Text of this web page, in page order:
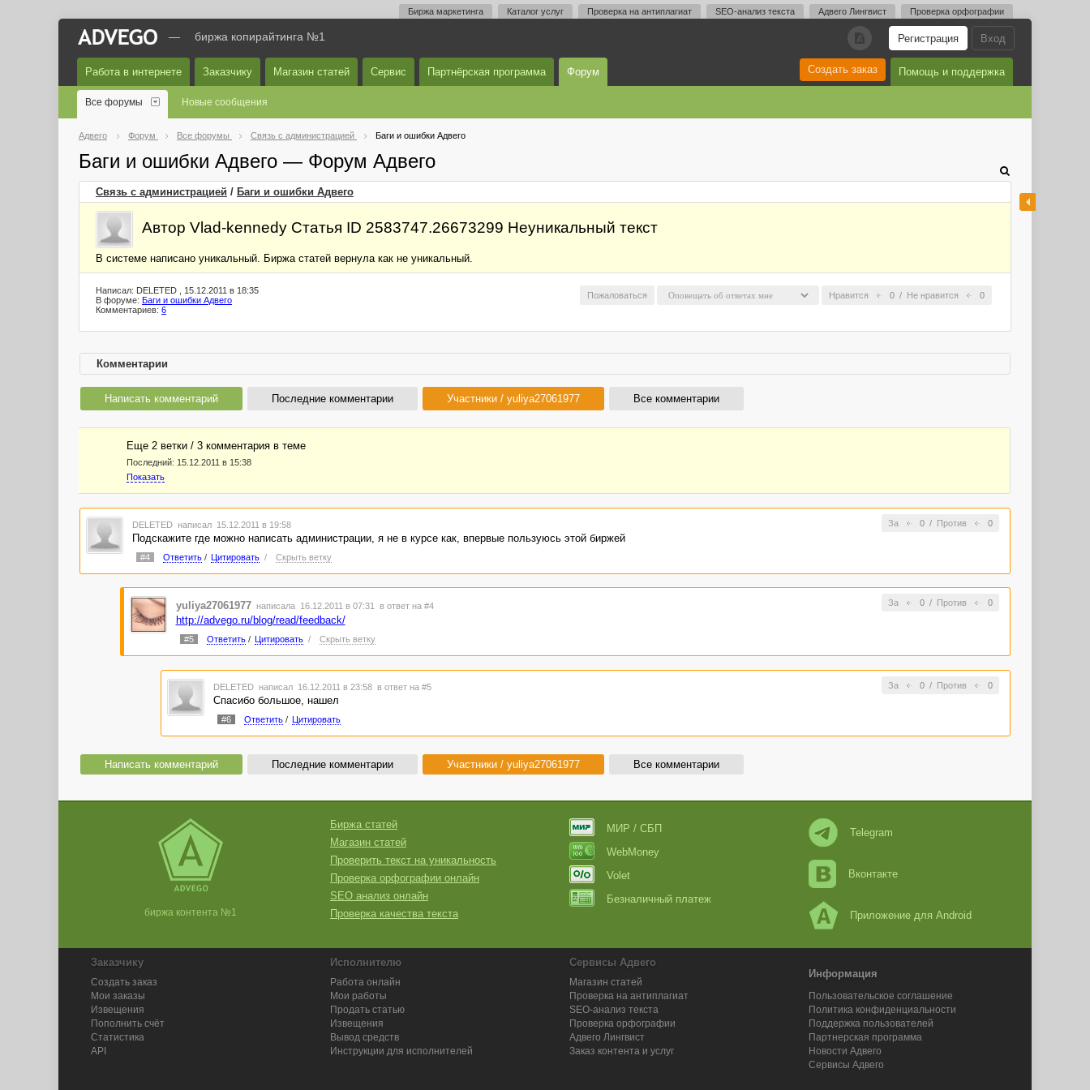
Биржа маркетинга Каталог услуг Проверка на антиплагиат SEO-анализ текста Адвего Лингвист Проверка орфографии
Вход
Регистрация
A
— биржа копирайтинга №1
Работа в интернете Заказчику Магазин статей Сервис Партнёрская программа Форум Помощь и поддержка
Создать заказ
Все форумы Новые сообщения
Адвего Форум Все форумы Связь с администрацией Баги и ошибки Адвего
Баги и ошибки Адвего — Форум Адвего
Связь с администрацией / Баги и ошибки Адвего
Автор Vlad-kennedy Статья ID 2583747.26673299 Неуникальный текст
В системе написано уникальный. Биржа статей вернула как не уникальный.
Нравится 0 / Не нравится 0
Пожаловаться
Написал: DELETED , 15.12.2011 в 18:35
В форуме: Баги и ошибки Адвего
Комментариев: 6
Комментарии
Написать комментарий Последние комментарии Участники / yuliya27061977 Все комментарии
Еще 2 ветки / 3 комментария в темe
Последний: 15.12.2011 в 15:38
Показать
За 0/ Против 0
DELETED написал 15.12.2011 в 19:58
Подскажите где можно написать администрации, я не в курсе как, впервые пользуюсь этой биржей
#4 Ответить/ Цитировать / Скрыть ветку
За 0/ Против 0
yuliya27061977 написала 16.12.2011 в 07:31 в ответ на #4
http://advego.ru/blog/read/feedback/
#5 Ответить/ Цитировать / Скрыть ветку
За 0/ Против 0
DELETED написал 16.12.2011 в 23:58 в ответ на #5
Спасибо большое, нашел
#6 Ответить/ Цитировать
Написать комментарий Последние комментарии Участники / yuliya27061977 Все комментарии
биржа контента №1
Биржа статей
Магазин статей
Проверить текст на уникальность
Проверка орфографии онлайн
SEO анализ онлайн
Проверка качества текста
МИР / СБП
WebMoney
Volet
Безналичный платеж
Telegram
Вконтакте
Приложение для Android
Заказчику
Создать заказ
Мои заказы
Извещения
Пополнить счёт
Статистика
API
Исполнителю
Работа онлайн
Мои работы
Продать статью
Извещения
Вывод средств
Инструкции для исполнителей
Сервисы Адвего
Магазин статей
Проверка на антиплагиат
SEO-анализ текста
Проверка орфографии
Адвего Лингвист
Заказ контента и услуг
Информация
Пользовательское соглашение
Политика конфиденциальности
Поддержка пользователей
Партнерская программа
Новости Адвего
Сервисы Адвего